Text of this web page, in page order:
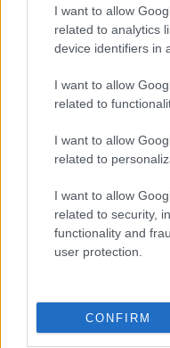
I want to allow
related to analytics
device identifiers in
I want to allow
related to
I want to allow
related to
I want to allow
related to security,
functionality and
user protection.
CONFIRM
Indirizzo email*
Privacy
Utilizziamo
marketing.
l'elaborazione.Leggi
di Mailchimp.
facendo clic sul
nostre e-mail.